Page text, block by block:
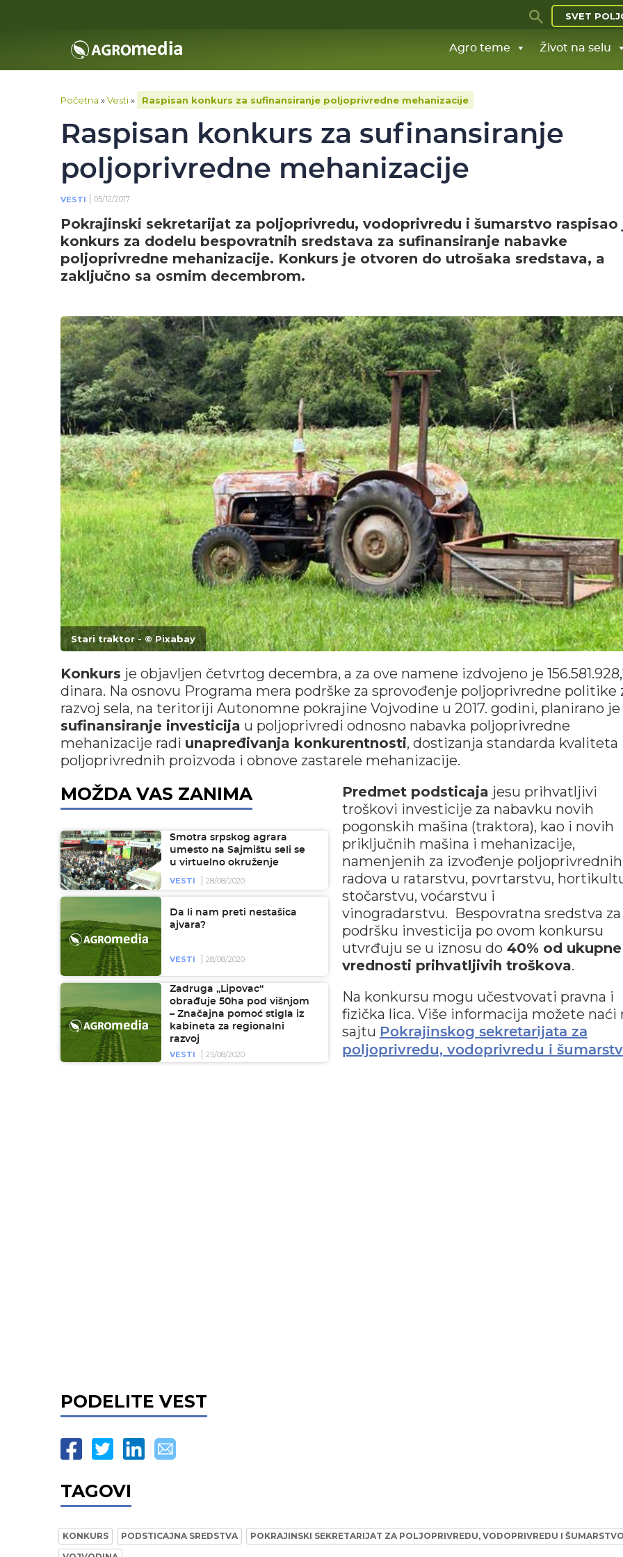
SVET
Agro teme Život na selu
Početna »Vesti» Raspisan konkurs za sufinansiranje poljoprivredne mehanizacije
Raspisan konkurs za sufinansiranje
poljoprivredne mehanizacije
VESTI 05/12/2017
Pokrajinski sekretarijat za poljoprivredu, vodoprivredu i šumarstvo raspisao
konkurs za dodelu bespovratnih sredstava za sufinansiranje nabavke
poljoprivredne mehanizacije. Konkurs je otvoren do utrošaka sredstava, a
zaključno sa osmim decembrom.
Stari traktor - © Pixabay
Konkurs je objavljen četvrtog decembra, a za ove namene izdvojeno je
dinara. Na osnovu Programa mera podrške za sprovođenje poljoprivredne politike
razvoj sela, na teritoriji Autonomne pokrajine Vojvodine u 2017. godini, planirano je
sufinansiranje investicija u poljoprivredi odnosno nabavka poljoprivredne
mehanizacije radi unapređivanja konkurentnosti, dostizanja standarda kvaliteta
poljoprivrednih proizvoda i obnove zastarele mehanizacije.
MOŽDA VAS ZANIMA
Smotra srpskog agrara
umesto na Sajmištu seli se
u virtuelno okruženje
VESTI
28/08/2020
Da li nam preti nestašica
ajvara?
VESTI 28/08/2020
Zadruga „Lipovac“
obrađuje 50ha pod višnjom
– Značajna pomoć stigla iz
kabineta za regionalni
razvoj
VESTI
25/08/2020
Predmet podsticaja jesu prihvatljivi
troškovi investicije za nabavku novih
pogonskih mašina (traktora), kao i novih
priključnih mašina i mehanizacije,
namenjenih za izvođenje poljoprivrednih
radova u ratarstvu, povrtarstvu,
stočarstvu, voćarstvu i
vinogradarstvu. Bespovratna sredstva za
podršku investicija po ovom konkursu
utvrđuju se u iznosu do 40% od ukupne
vrednosti prihvatljivih troškova.
Na konkursu mogu učestvovati pravna i
fizička lica. Više informacija možete naći
sajtu Pokrajinskog sekretarijata za
poljoprivredu, vodoprivredu i
PODELITE VEST
TAGOVI
KONKURS PODSTICAJNA SREDSTVA
POKRAJINSKI SEKRETARIJAT ZA POLJOPRIVREDU, VODOPRIVREDU I ŠUMARSTVO